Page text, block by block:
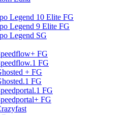
Legend 10 Elite FG
Legend 9 Elite FG
Legend SG
FG
FG
+ FG
FG
FG
FG